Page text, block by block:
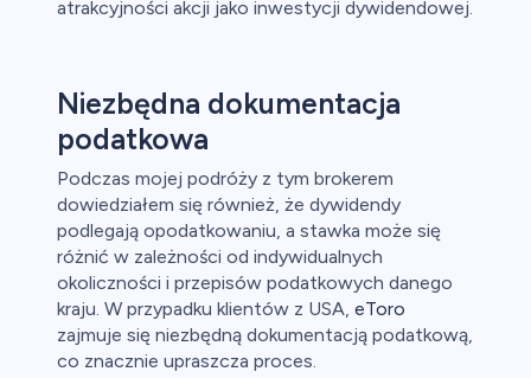
atrakcyjności akcji jako inwestycji dywidendowej.
Niezbędna dokumentacja
podatkowa
Podczas mojej podróży z tym brokerem
dowiedziałem się również, że dywidendy
podlegają opodatkowaniu, a stawka może się
różnić w zależności od indywidualnych
okoliczności i przepisów podatkowych danego
kraju. W przypadku klientów z USA, eToro
zajmuje się niezbędną dokumentacją podatkową,
co znacznie upraszcza proces.